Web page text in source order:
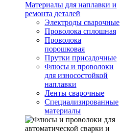
Материалы для наплавки и
ремонта деталей
Электроды сварочные
Проволока сплошная
Проволока
порошковая
Прутки присадочные
Флюсы и проволоки
для износостойкой
наплавки
Ленты сварочные
Специализированные
материалы